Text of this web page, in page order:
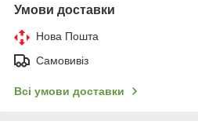
Умови доставки
Нова Пошта
Самовивіз
Всі умови доставки